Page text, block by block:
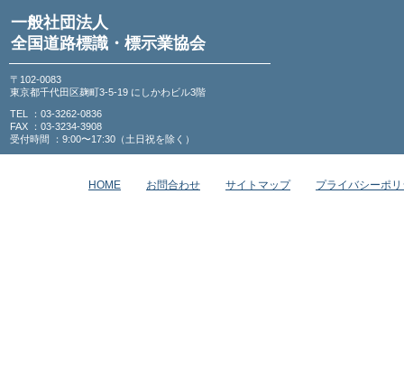
一般社団法人
全国道路標識・標示業協会
〒102-0083
東京都千代田区麹町3-5-19 にしかわビル3階
TEL ：03-3262-0836
FAX ：03-3234-3908
受付時間 ：9:00〜17:30（土日祝を除く）
HOME お問合わせ サイトマップ プライバシーポ